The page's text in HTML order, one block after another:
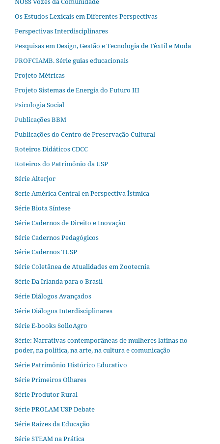
Os Estudos Lexicais em Diferentes Perspectivas
Perspectivas Interdisciplinares
Pesquisas em Design, Gestão e Tecnologia de Têxtil e Moda
PROFCIAMB. Série guias educacionais
Projeto Métricas
Projeto Sistemas de Energia do Futuro III
Psicologia Social
Publicações BBM
Publicações do Centro de Preservação Cultural
Roteiros Didáticos CDCC
Roteiros do Patrimônio da USP
Série Alterjor
Serie América Central en Perspectiva Ístmica
Série Biota Síntese
Série Cadernos de Direito e Inovação
Série Cadernos Pedagógicos
Série Cadernos TUSP
Série Coletânea de Atualidades em Zootecnia
Série Da Irlanda para o Brasil
Série Diálogos Avançados
Série Diálogos Interdisciplinares
Série E-books SolloAgro
Série: Narrativas contemporâneas de mulheres latinas no
poder, na política, na arte, na cultura e comunicação
Série Patrimônio Histórico Educativo
Série Primeiros Olhares
Série Produtor Rural
Série PROLAM USP Debate
Série Raízes da Educação
Série STEAM na Prática